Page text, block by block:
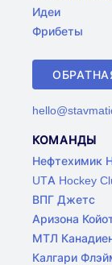
Идеи
Фрибеты
КОМАНДЫ
Нефтехимик
UTA Hockey
ВПГ Джетс
Аризона
МТЛ
Калгари